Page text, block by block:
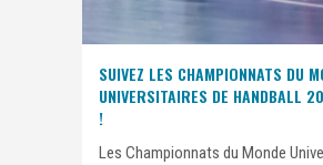
SUIVEZ LES CHAMPIONNATS DU
UNIVERSITAIRES DE HANDBALL
!
Les Championnats du Monde